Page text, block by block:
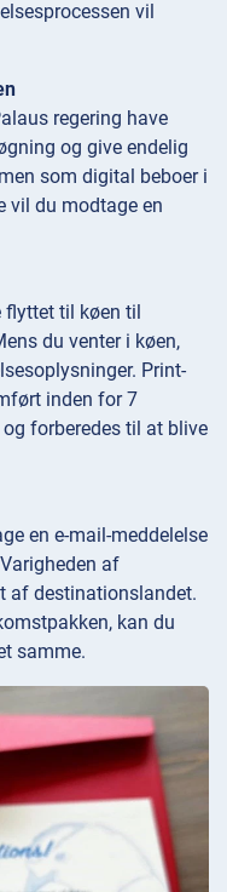
vil
regering have
og give endelig
som digital beboer i
vil du modtage en
flyttet til køen til
du venter i køen,
Print-
inden for 7
forberedes til at blive
en e-mail-meddelelse
af
af destinationslandet.
kan du
samme.